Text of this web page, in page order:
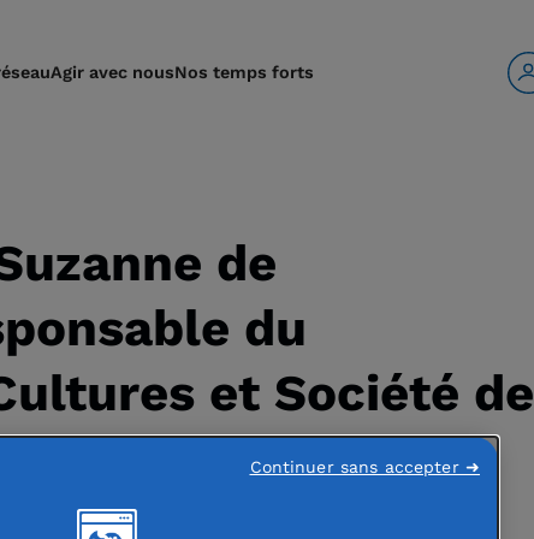
Agir avec nousNos temps forts
de
du
et Société de
France
Continuer sans accepter ➜